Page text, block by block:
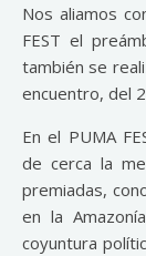
Nos aliamos
FEST el
también se
encuentro, del
En el PUMA
de cerca la
premiadas,
en la
coyuntura